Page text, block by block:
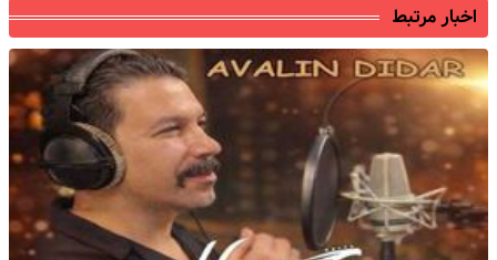
اخبار مرتبط